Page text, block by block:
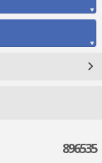
896535